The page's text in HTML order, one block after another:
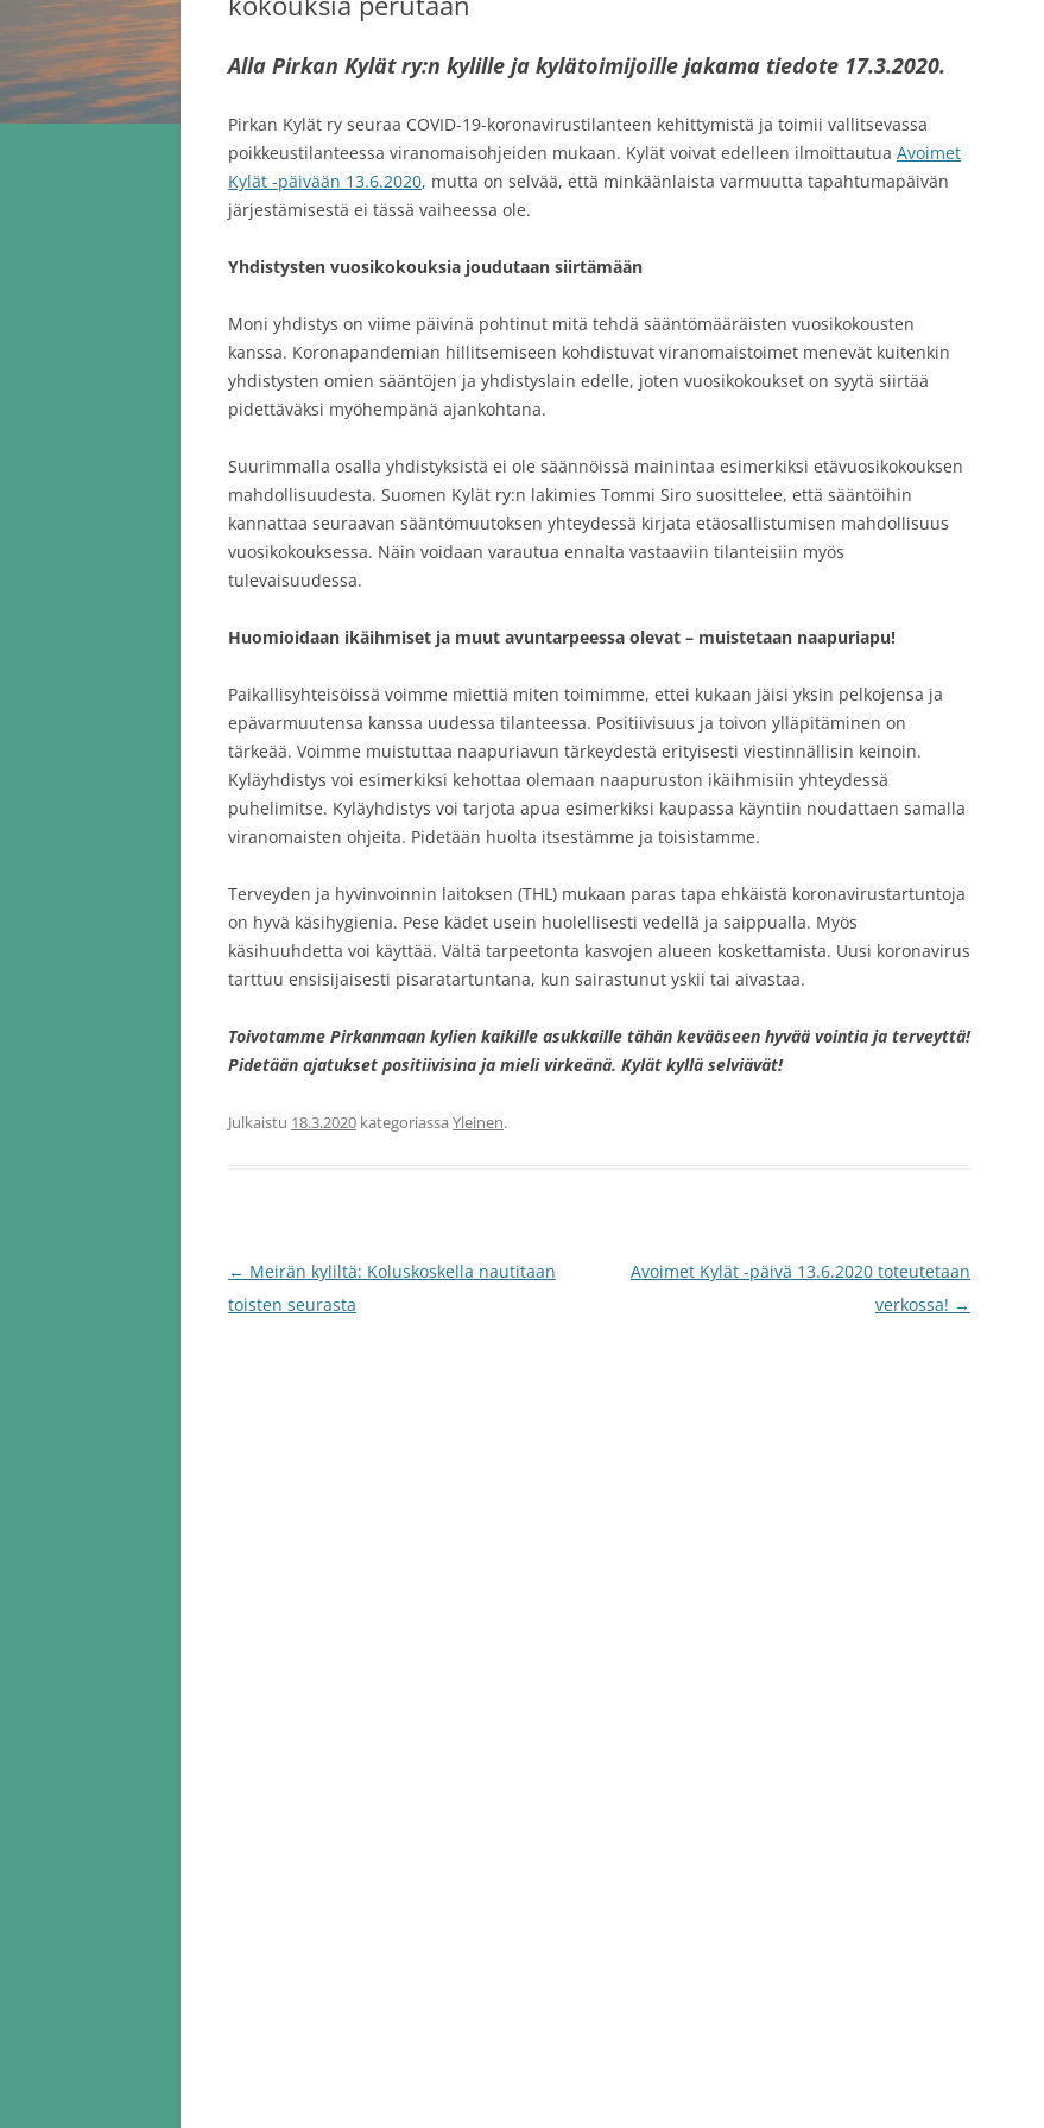
Alla Pirkan Kylät ry:n kylille ja kylätoimijoille jakama tiedote 17.3.2020.
Pirkan Kylät ry seuraa COVID-19-koronavirustilanteen kehittymistä ja toimii vallitsevassa
poikkeustilanteessa viranomaisohjeiden mukaan. Kylät voivat edelleen ilmoittautua Avoimet
Kylät -päivään 13.6.2020, mutta on selvää, että minkäänlaista varmuutta tapahtumapäivän
järjestämisestä ei tässä vaiheessa ole.
Yhdistysten vuosikokouksia joudutaan siirtämään
Moni yhdistys on viime päivinä pohtinut mitä tehdä sääntömääräisten vuosikokousten
kanssa. Koronapandemian hillitsemiseen kohdistuvat viranomaistoimet menevät kuitenkin
yhdistysten omien sääntöjen ja yhdistyslain edelle, joten vuosikokoukset on syytä siirtää
pidettäväksi myöhempänä ajankohtana.
Suurimmalla osalla yhdistyksistä ei ole säännöissä mainintaa esimerkiksi etävuosikokouksen
mahdollisuudesta. Suomen Kylät ry:n lakimies Tommi Siro suosittelee, että sääntöihin
kannattaa seuraavan sääntömuutoksen yhteydessä kirjata etäosallistumisen mahdollisuus
vuosikokouksessa. Näin voidaan varautua ennalta vastaaviin tilanteisiin myös
tulevaisuudessa.
Huomioidaan ikäihmiset ja muut avuntarpeessa olevat – muistetaan naapuriapu!
Paikallisyhteisöissä voimme miettiä miten toimimme, ettei kukaan jäisi yksin pelkojensa ja
epävarmuutensa kanssa uudessa tilanteessa. Positiivisuus ja toivon ylläpitäminen on
tärkeää. Voimme muistuttaa naapuriavun tärkeydestä erityisesti viestinnällisin keinoin.
Kyläyhdistys voi esimerkiksi kehottaa olemaan naapuruston ikäihmisiin yhteydessä
puhelimitse. Kyläyhdistys voi tarjota apua esimerkiksi kaupassa käyntiin noudattaen samalla
viranomaisten ohjeita. Pidetään huolta itsestämme ja toisistamme.
Terveyden ja hyvinvoinnin laitoksen (THL) mukaan paras tapa ehkäistä koronavirustartuntoja
on hyvä käsihygienia. Pese kädet usein huolellisesti vedellä ja saippualla. Myös
käsihuuhdetta voi käyttää. Vältä tarpeetonta kasvojen alueen koskettamista. Uusi koronavirus
tarttuu ensisijaisesti pisaratartuntana, kun sairastunut yskii tai aivastaa.
Toivotamme Pirkanmaan kylien kaikille asukkaille tähän kevääseen hyvää vointia ja terveyttä!
Pidetään ajatukset positiivisina ja mieli virkeänä. Kylät kyllä selviävät!
Julkaistu 18.3.2020 kategoriassa Yleinen.
Artikkelien
selaus
← Meirän kyliltä: Koluskoskella nautitaan
toisten seurasta
Avoimet Kylät -päivä 13.6.2020 toteutetaan
verkossa! →